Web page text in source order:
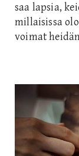
saa lapsia,
millaisissa
voimat